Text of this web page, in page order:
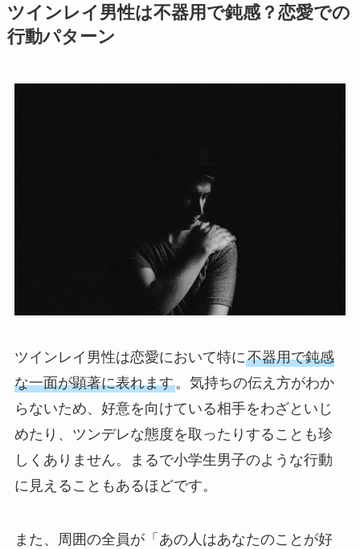
ツインレイ男性は不器用で鈍感？恋愛での
行動パターン
ツインレイ男性は恋愛において特に不器用で鈍感
な一面が顕著に表れます。気持ちの伝え方がわか
らないため、好意を向けている相手をわざといじ
めたり、ツンデレな態度を取ったりすることも珍
しくありません。まるで小学生男子のような行動
に見えることもあるほどです。
また、周囲の全員が「あの人はあなたのことが好